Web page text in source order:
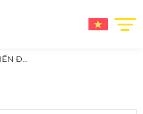
- BƯỚC PHÁT TRIỂN NGOẠN MỤC